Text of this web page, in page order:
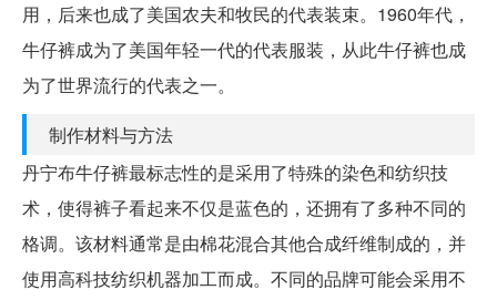
用，后来也成了美国农夫和牧民的代表装束。1960年代，
牛仔裤成为了美国年轻一代的代表服装，从此牛仔裤也成
为了世界流行的代表之一。
制作材料与方法
丹宁布牛仔裤最标志性的是采用了特殊的染色和纺织技
术，使得裤子看起来不仅是蓝色的，还拥有了多种不同的
格调。该材料通常是由棉花混合其他合成纤维制成的，并
使用高科技纺织机器加工而成。不同的品牌可能会采用不